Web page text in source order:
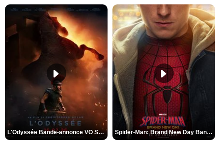
L'Odyssée Bande-annonce VO STFR Spider-Man: Brand New Day Bande-annonce VO STFR